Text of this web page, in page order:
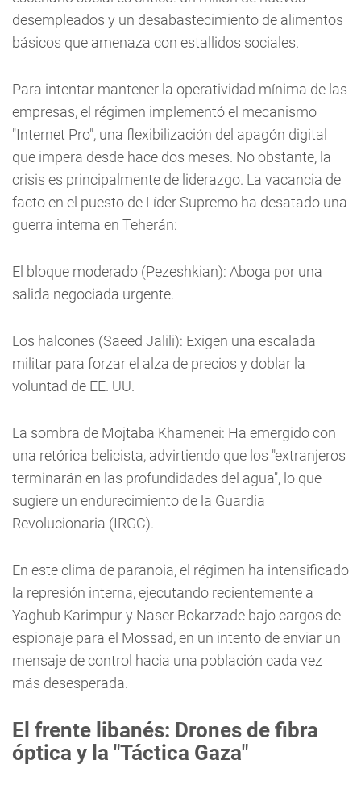
desempleados y un desabastecimiento de alimentos
básicos que amenaza con estallidos sociales.
Para intentar mantener la operatividad mínima de las
empresas, el régimen implementó el mecanismo
"Internet Pro", una flexibilización del apagón digital
que impera desde hace dos meses. No obstante, la
crisis es principalmente de liderazgo. La vacancia de
facto en el puesto de Líder Supremo ha desatado una
guerra interna en Teherán:
El bloque moderado (Pezeshkian): Aboga por una
salida negociada urgente.
Los halcones (Saeed Jalili): Exigen una escalada
militar para forzar el alza de precios y doblar la
voluntad de EE. UU.
La sombra de Mojtaba Khamenei: Ha emergido con
una retórica belicista, advirtiendo que los "extranjeros
terminarán en las profundidades del agua", lo que
sugiere un endurecimiento de la Guardia
Revolucionaria (IRGC).
En este clima de paranoia, el régimen ha intensificado
la represión interna, ejecutando recientemente a
Yaghub Karimpur y Naser Bokarzade bajo cargos de
espionaje para el Mossad, en un intento de enviar un
mensaje de control hacia una población cada vez
más desesperada.
El frente libanés: Drones de fibra
óptica y la "Táctica Gaza"